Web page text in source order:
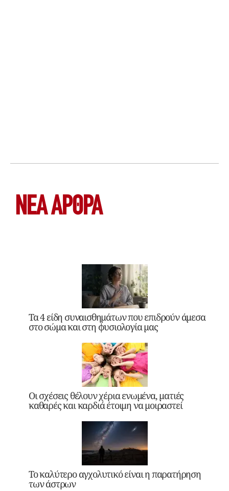
ΝΕΑ ΆΡΘΡΑ
Τα 4 είδη συναισθημάτων που επιδρούν άμεσα
στο σώμα και στη φυσιολογία μας
Οι σχέσεις θέλουν χέρια ενωμένα, ματιές
καθαρές και καρδιά έτοιμη να μοιραστεί
Το καλύτερο αγχολυτικό είναι η παρατήρηση
των άστρων